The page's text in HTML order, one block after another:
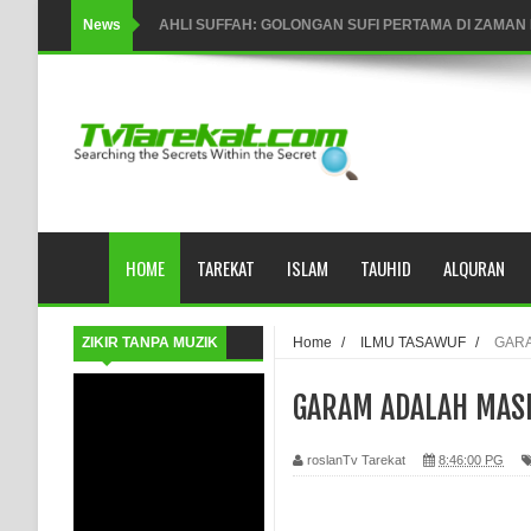
News Integritas amanah.
WAHDATUL WUJUD (IBNU ARABI) DAN WAHDATUS
Wusul kepada Allah
SYARAHAN TINGKAT TINGGI TASAWWUF*
Syahadat… tapi belum benar-benar menyaksikan.
KISAH WALI SUFI, YANG BACAAN SURAT AL-
SHAYKH TAREKAT ATAU TUKANG SIHIR? JANGAN
DI TANGAN MURSYID, CINTA MENEMUKAN JALAN
HOME TAREKAT ISLAM TAUHID ALQURAN
ZIKIR TANPA MUZIK Home / ILMU TASAWUF /
GARAM ADALAH
roslanTv Tarekat 8:46:00 PG